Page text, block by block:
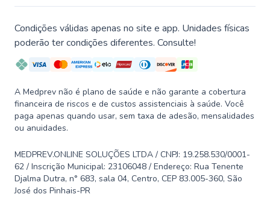
Condições válidas apenas no site e app. Unidades físicas
poderão ter condições diferentes. Consulte!
A Medprev não é plano de saúde e não garante a cobertura
financeira de riscos e de custos assistenciais à saúde. Você
paga apenas quando usar, sem taxa de adesão, mensalidades
ou anuidades.
MEDPREV.ONLINE SOLUÇÕES LTDA / CNPJ: 19.258.530/0001-
62 / Inscrição Municipal: 23106048 / Endereço: Rua Tenente
Djalma Dutra, n° 683, sala 04, Centro, CEP 83.005-360, São
José dos Pinhais-PR